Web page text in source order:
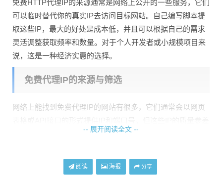
免费HTTP代理IP的来源通常是网络上公开的一些服务，它们
可以临时替代你的真实IP去访问目标网站。自己编写脚本提
取这些IP，最大的好处是成本低，并且可以根据自己的需求
灵活调整获取频率和数量。对于个人开发者或小规模项目来
说，这是一种经济实惠的选择。
免费代理IP的来源与筛选
网络上能找到免费代理IP的网站有很多，它们通常会以网页
不齐，很多可能无法使用或速度很慢，所以筛选是关键的一
一个有效的筛选流程应该是：获取 -> 验证 -> 分类
-- 展开阅读全文 --
阅读 海报 分享